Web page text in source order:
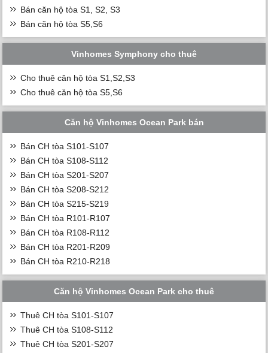
Bán căn hộ tòa S1, S2, S3
Bán căn hộ tòa S5,S6
Vinhomes Symphony cho thuê
Cho thuê căn hộ tòa S1,S2,S3
Cho thuê căn hộ tòa S5,S6
Căn hộ Vinhomes Ocean Park bán
Bán CH tòa S101-S107
Bán CH tòa S108-S112
Bán CH tòa S201-S207
Bán CH tòa S208-S212
Bán CH tòa S215-S219
Bán CH tòa R101-R107
Bán CH tòa R108-R112
Bán CH tòa R201-R209
Bán CH tòa R210-R218
Căn hộ Vinhomes Ocean Park cho thuê
Thuê CH tòa S101-S107
Thuê CH tòa S108-S112
Thuê CH tòa S201-S207